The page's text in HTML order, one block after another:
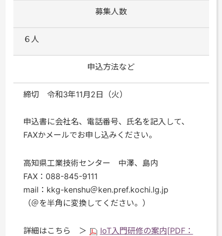
募集人数
６人
申込方法など
締切 令和3年11月2日（火）
申込書に会社名、電話番号、氏名を記入して、
FAXかメールでお申し込みください。
高知県工業技術センター 中澤、島内
FAX：088-845-9111
mail：kkg-kenshu＠ken.pref.kochi.lg.jp
（＠を半角に変換してください。）
詳細はこちら ＞
IoT入門研修の案内[PDF：